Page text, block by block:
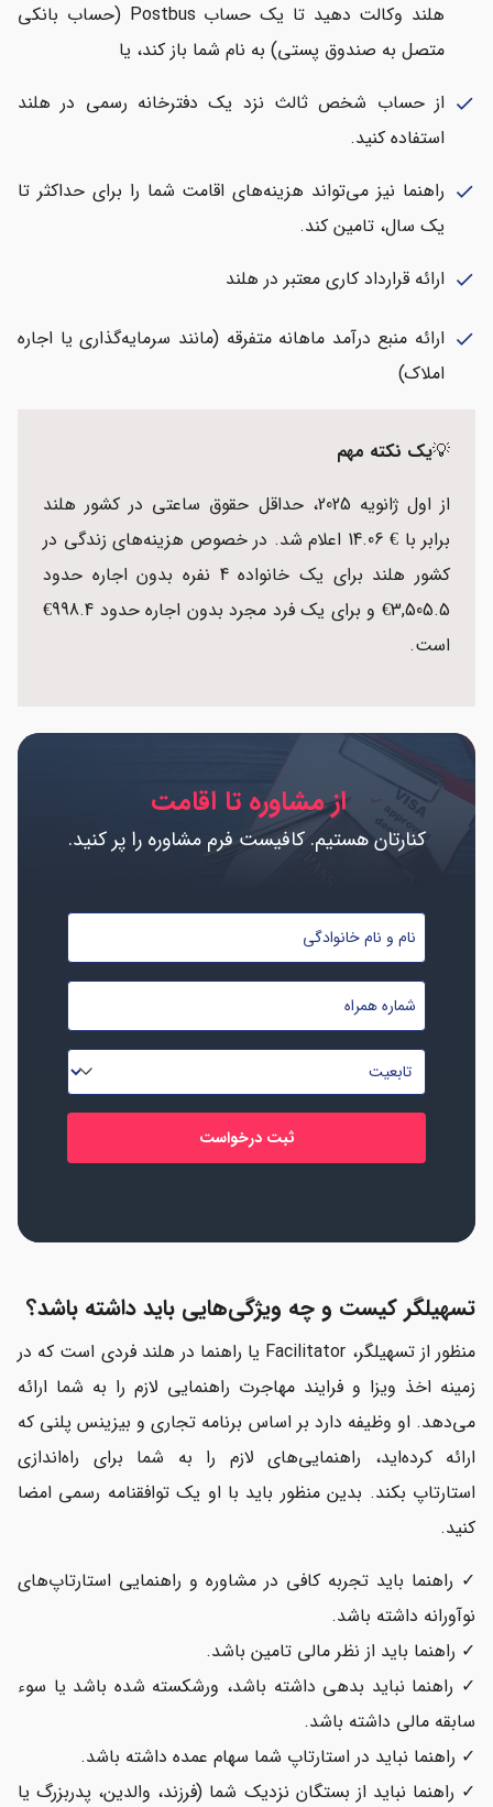
هلند وکالت دهید تا یک حساب Postbus (حساب بانکی
متصل به صندوق پستی) به نام شما باز کند، یا
check از حساب شخص ثالث نزد یک دفترخانه رسمی در هلند
استفاده کنید.
check راهنما نیز می‌تواند هزینه‌های اقامت شما را برای حداکثر تا
یک سال، تامین کند.
check ارائه قرارداد کاری معتبر در هلند
check ارائه منبع درآمد ماهانه متفرقه (مانند سرمایه‌گذاری یا اجاره
املاک)
💡یک نکته مهم
از اول ژانویه 2025، حداقل حقوق ساعتی در کشور هلند
برابر با € 14.06 اعلام شد. در خصوص هزینه‌های زندگی در
کشور هلند برای یک خانواده 4 نفره بدون اجاره حدود
3,505.5€ و برای یک فرد مجرد بدون اجاره حدود 998.4€
است.
از مشاوره تا اقامت
کنارتان هستیم. کافیست فرم مشاوره را پر کنید.
نام
نام
خانوادگی
*
شماره
موبایل
*
تابعیت
*
تسهیلگر کیست و چه ویژگی‌هایی باید داشته باشد؟
منظور از تسهیلگر، Facilitator یا راهنما در هلند فردی است که در
زمینه اخذ ویزا و فرایند مهاجرت راهنمایی لازم را به شما ارائه
می‌دهد. او وظیفه دارد بر اساس برنامه تجاری و بیزینس پلنی که
ارائه کرده‌اید، راهنمایی‌های لازم را به شما برای راه‌اندازی
استارتاپ بکند. بدین منظور باید با او یک توافقنامه رسمی امضا
کنید.
✓ راهنما باید تجربه کافی در مشاوره و راهنمایی استارتاپ‌های
نوآورانه داشته باشد.
✓ راهنما باید از نظر مالی تامین باشد.
✓ راهنما نباید بدهی داشته باشد، ورشکسته شده باشد یا سوء
سابقه مالی داشته باشد.
✓ راهنما نباید در استارتاپ شما سهام عمده داشته باشد.
✓ راهنما نباید از بستگان نزدیک شما (فرزند، والدین، پدربزرگ یا